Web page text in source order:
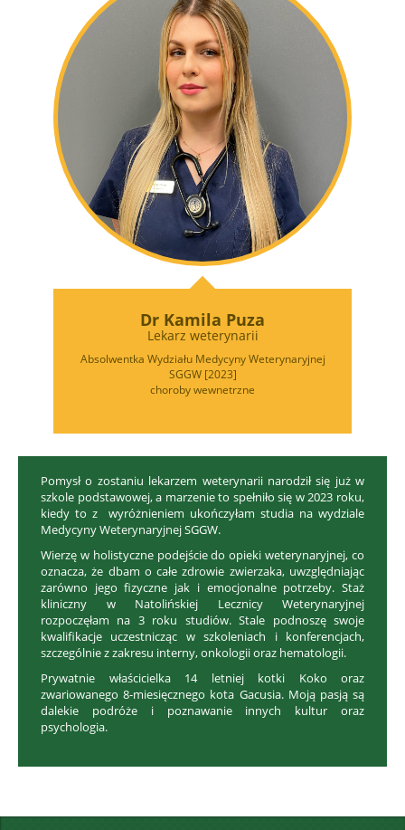
Dr Kamila Puza
Lekarz weterynarii
Absolwentka Wydziału Medycyny Weterynaryjnej
SGGW [2023]
choroby wewnetrzne
Pomysł o zostaniu lekarzem weterynarii narodził się już w
szkole podstawowej, a marzenie to spełniło się w 2023 roku,
kiedy to z wyróżnieniem ukończyłam studia na wydziale
Medycyny Weterynaryjnej SGGW.
Wierzę w holistyczne podejście do opieki weterynaryjnej, co
oznacza, że dbam o całe zdrowie zwierzaka, uwzględniając
zarówno jego fizyczne jak i emocjonalne potrzeby. Staż
kliniczny w Natolińskiej Lecznicy Weterynaryjnej
rozpoczęłam na 3 roku studiów. Stale podnoszę swoje
kwalifikacje uczestnicząc w szkoleniach i konferencjach,
szczególnie z zakresu interny, onkologii oraz hematologii.
Prywatnie właścicielka 14 letniej kotki Koko oraz
zwariowanego 8-miesięcznego kota Gacusia. Moją pasją są
dalekie podróże i poznawanie innych kultur oraz
psychologia.